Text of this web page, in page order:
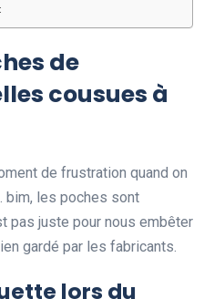
de
cousues à
de frustration quand on
bim, les poches sont
pas juste pour nous embêter
gardé par les fabricants.
lors du